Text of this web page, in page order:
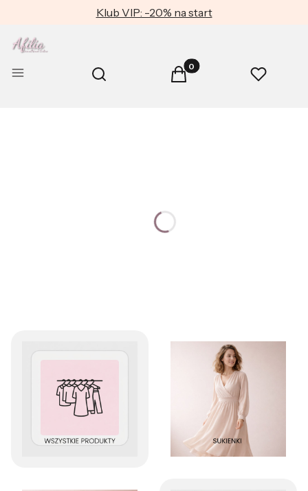
Klub VIP: -20% na start
Menu Otwórz wyszukiwarkę
Szukaj Produkty w koszyku: 0.
Koszyk Ulubione